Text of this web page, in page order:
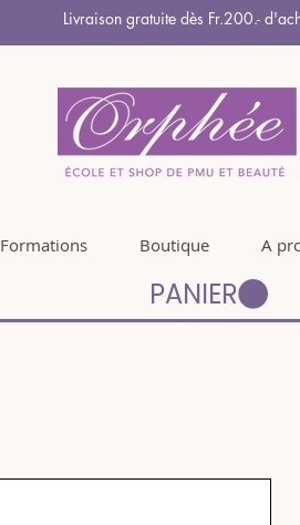
Livraison gratuite dès Fr.200.-
Formations Boutique A
PANIER